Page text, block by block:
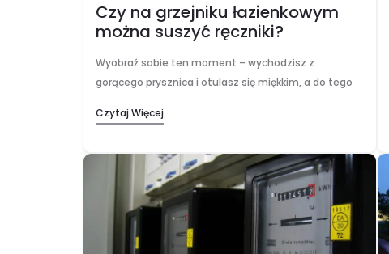
Czy na grzejniku łazienkowym
można suszyć ręczniki?
Wyobraź sobie ten moment – wychodzisz z
gorącego prysznica i otulasz się miękkim, a do tego
przyjemność, która może odmienić cały poranek lub
Czytaj Więcej